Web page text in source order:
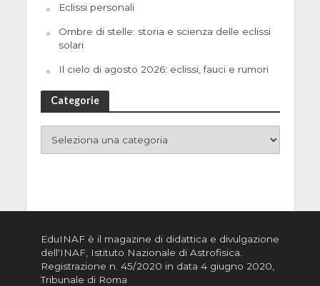
Eclissi personali
Ombre di stelle: storia e scienza delle eclissi
solari
Il cielo di agosto 2026: eclissi, fauci e rumori
Categorie
EduINAF è il magazine di didattica e divulgazione
dell'INAF, Istituto Nazionale di Astrofisica
Registrazione n. 45/2020 in data 4 giugno 2020,
Tribunale di Roma